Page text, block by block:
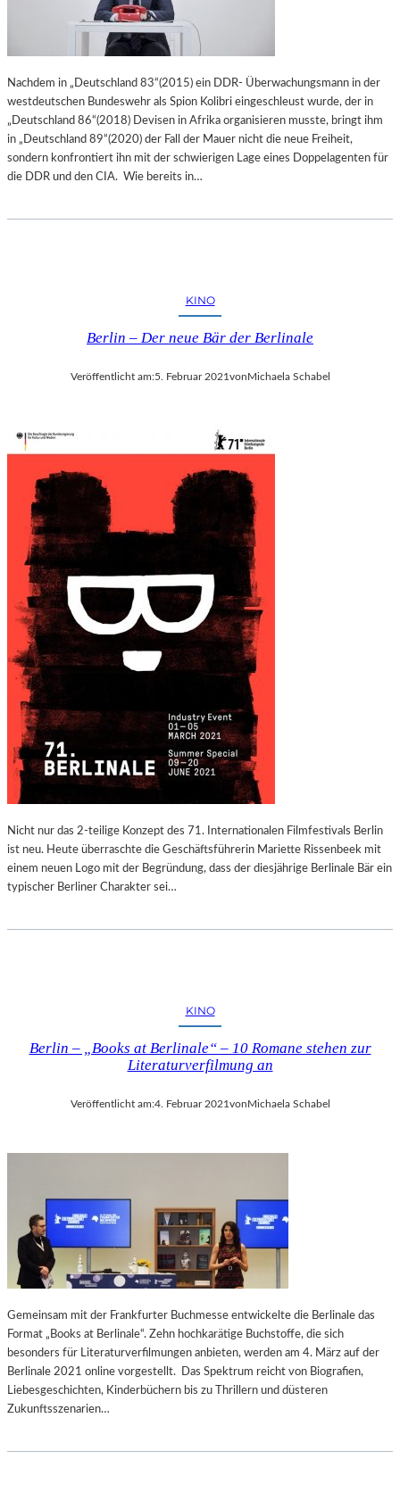
Nachdem in „Deutschland 83“(2015) ein DDR- Überwachungsmann in der
westdeutschen Bundeswehr als Spion Kolibri eingeschleust wurde, der in
„Deutschland 86“(2018) Devisen in Afrika organisieren musste, bringt ihm
in „Deutschland 89“(2020) der Fall der Mauer nicht die neue Freiheit,
sondern konfrontiert ihn mit der schwierigen Lage eines Doppelagenten für
die DDR und den CIA. Wie bereits in…
KINO
Berlin – Der neue Bär der Berlinale
Veröffentlicht am:5. Februar 2021vonMichaela Schabel
Nicht nur das 2-teilige Konzept des 71. Internationalen Filmfestivals Berlin
ist neu. Heute überraschte die Geschäftsführerin Mariette Rissenbeek mit
einem neuen Logo mit der Begründung, dass der diesjährige Berlinale Bär ein
typischer Berliner Charakter sei…
KINO
Berlin – „Books at Berlinale“ – 10 Romane stehen zur
Literaturverfilmung an
Veröffentlicht am:4. Februar 2021von Michaela Schabel
Gemeinsam mit der Frankfurter Buchmesse entwickelte die Berlinale das
Format „Books at Berlinale“. Zehn hochkarätige Buchstoffe, die sich
besonders für Literaturverfilmungen anbieten, werden am 4. März auf der
Berlinale 2021 online vorgestellt. Das Spektrum reicht von Biografien,
Liebesgeschichten, Kinderbüchern bis zu Thrillern und düsteren
Zukunftsszenarien…